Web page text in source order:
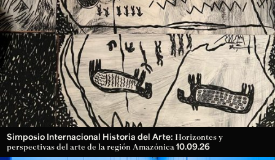
Simposio Internacional Historia del Arte: Horizontes y
perspectivas del arte de la región Amazónica 10.09.26